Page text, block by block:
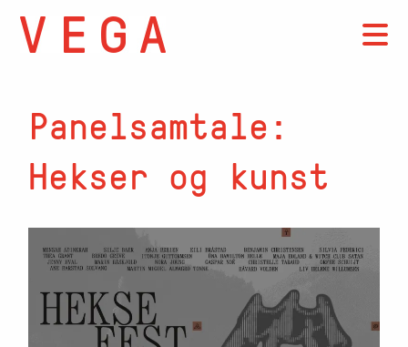
Panelsamtale:
Hekser og kunst